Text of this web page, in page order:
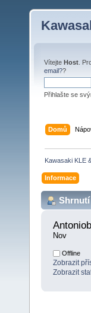
Vítejte Host .
email??
Přihlašte se
Domů
Kawasaki KLE
Informace
Shrnutí
Nov
Offline
Zobrazit
Zobrazit